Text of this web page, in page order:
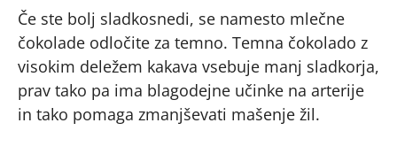
Če ste bolj sladkosnedi, se namesto mlečne
čokolade odločite za temno. Temna čokolado z
visokim deležem kakava vsebuje manj sladkorja,
prav tako pa ima blagodejne učinke na arterije
in tako pomaga zmanjševati mašenje žil.